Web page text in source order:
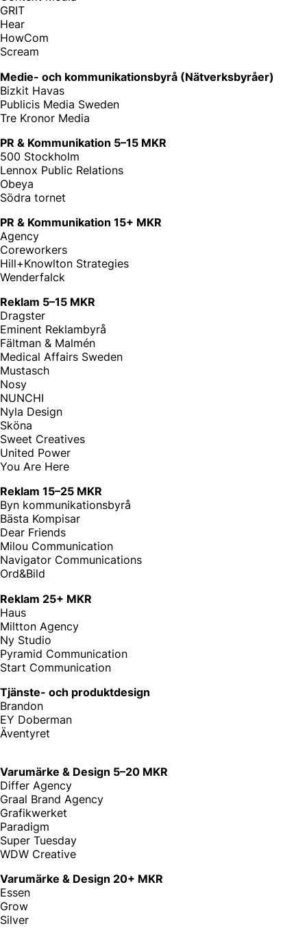
GRIT
Hear
HowCom
Scream
Medie- och kommunikationsbyrå (Nätverksbyråer)
Bizkit Havas
Publicis Media Sweden
Tre Kronor Media
PR & Kommunikation 5–15 MKR
500 Stockholm
Lennox Public Relations
Obeya
Södra tornet
PR & Kommunikation 15+ MKR
Agency
Coreworkers
Hill+Knowlton Strategies
Wenderfalck
Reklam 5–15 MKR
Dragster
Eminent Reklambyrå
Fältman & Malmén
Medical Affairs Sweden
Mustasch
Nosy
NUNCHI
Nyla Design
Sköna
Sweet Creatives
United Power
You Are Here
Reklam 15–25 MKR
Byn kommunikationsbyrå
Bästa Kompisar
Dear Friends
Milou Communication
Navigator Communications
Ord&Bild
Reklam 25+ MKR
Haus
Miltton Agency
Ny Studio
Pyramid Communication
Start Communication
Tjänste- och produktdesign
Brandon
EY Doberman
Äventyret
Varumärke & Design 5–20 MKR
Differ Agency
Graal Brand Agency
Grafikwerket
Paradigm
Super Tuesday
WDW Creative
Varumärke & Design 20+ MKR
Essen
Grow
Silver